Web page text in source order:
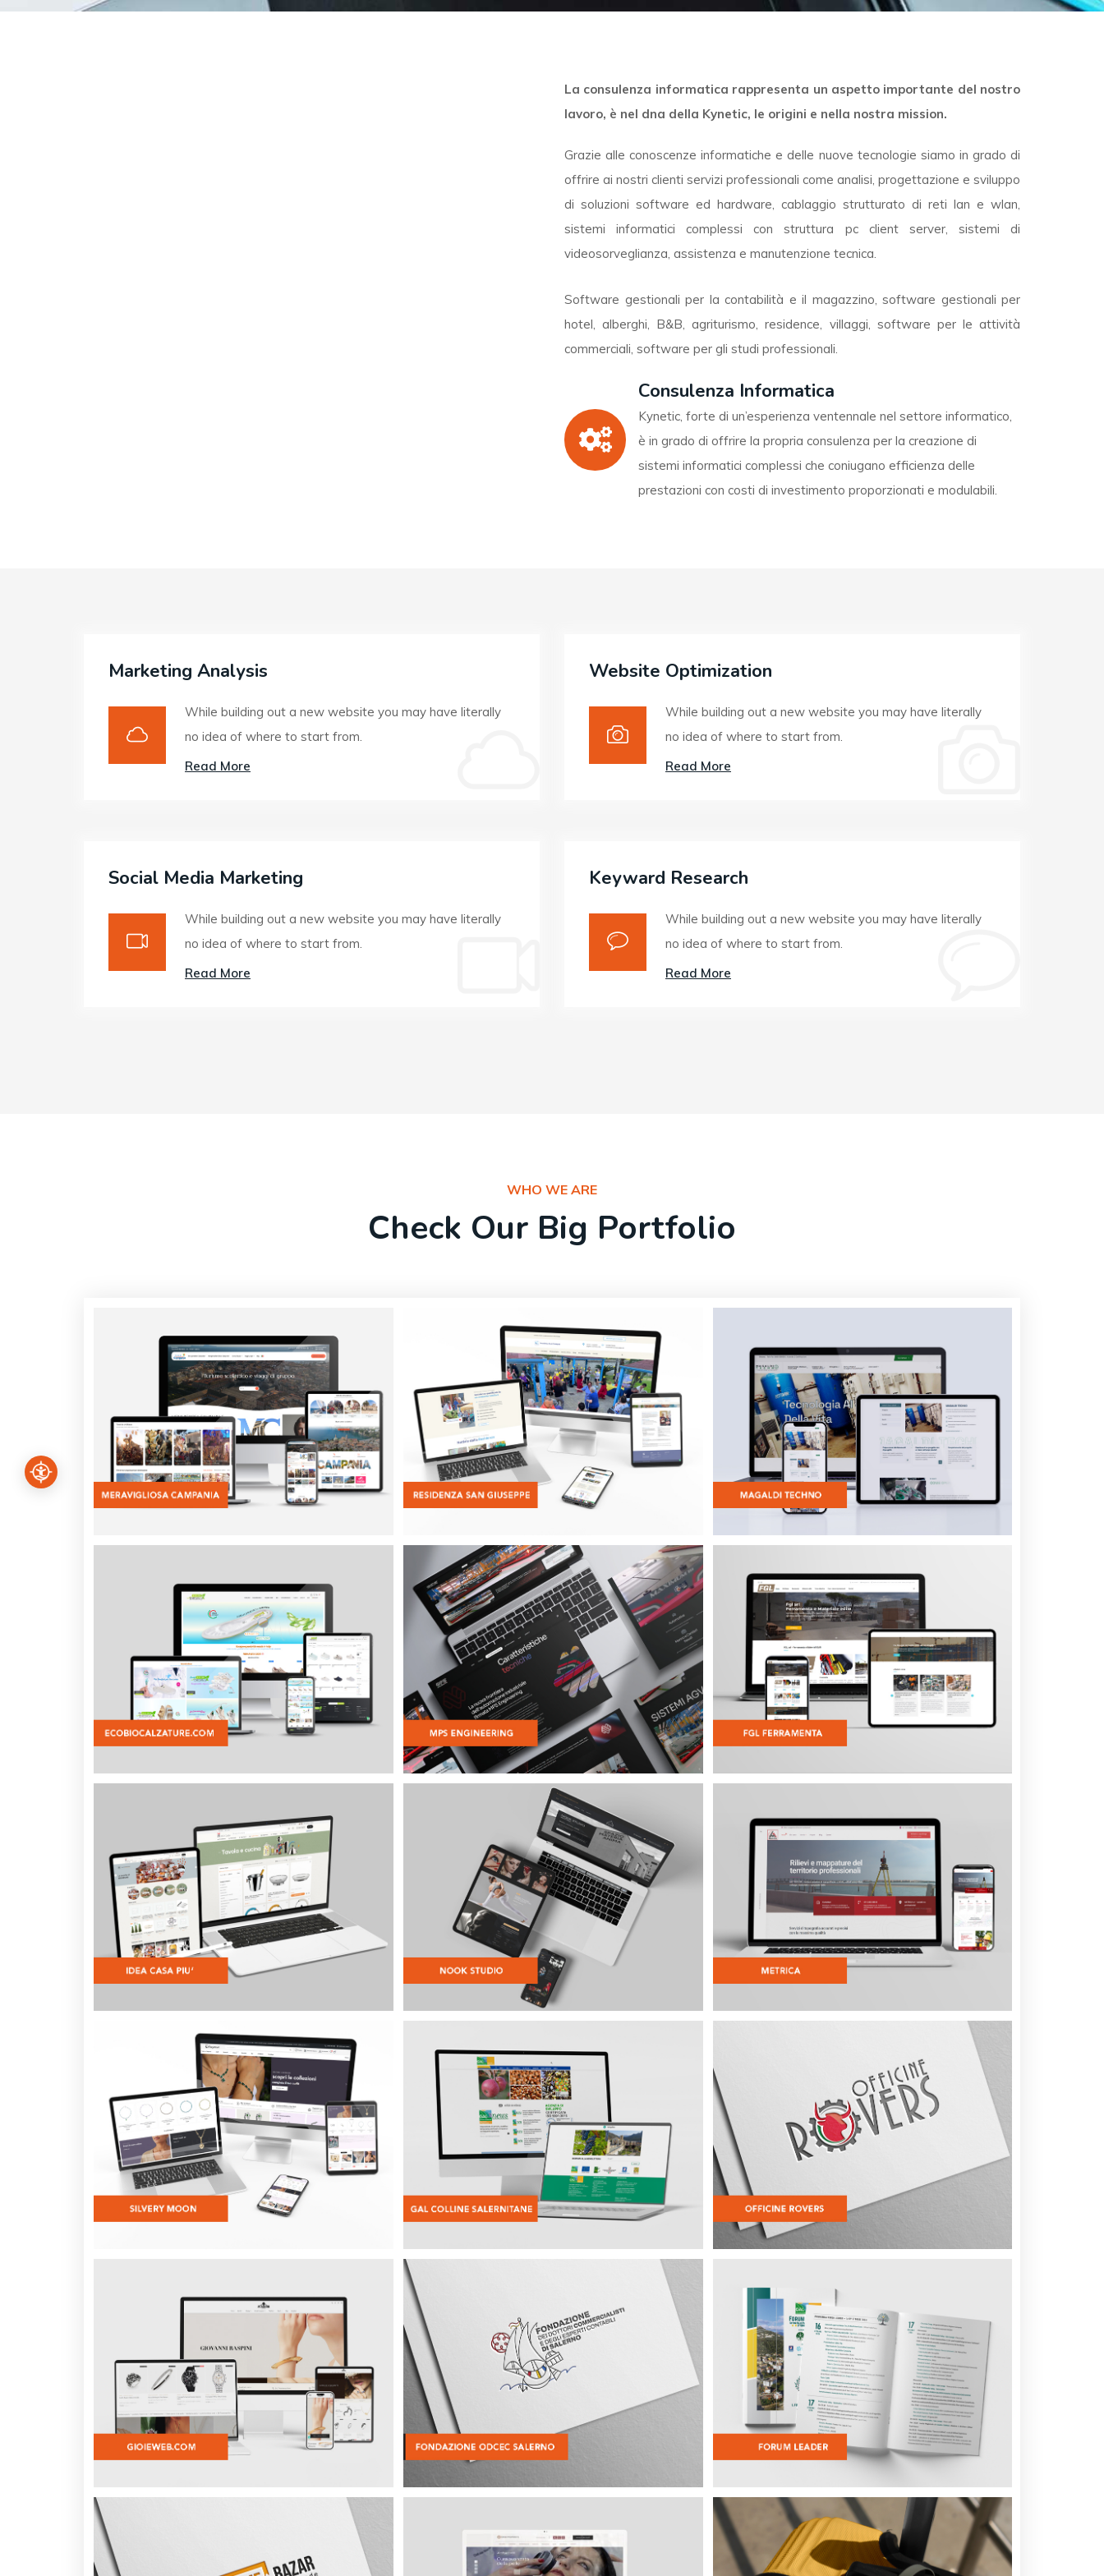
La consulenza informatica rappresenta un aspetto importante del nostro
lavoro, è nel dna della Kynetic, le origini e nella nostra mission.
Grazie alle conoscenze informatiche e delle nuove tecnologie siamo in grado di
offrire ai nostri clienti servizi professionali come analisi, progettazione e sviluppo
di soluzioni software ed hardware, cablaggio strutturato di reti lan e wlan,
sistemi informatici complessi con struttura pc client server, sistemi di
videosorveglianza, assistenza e manutenzione tecnica.
Software gestionali per la contabilità e il magazzino, software gestionali per
hotel, alberghi, B&B, agriturismo, residence, villaggi, software per le attività
commerciali, software per gli studi professionali.
Consulenza Informatica
Kynetic, forte di un’esperienza ventennale nel settore informatico,
è in grado di offrire la propria consulenza per la creazione di
sistemi informatici complessi che coniugano efficienza delle
prestazioni con costi di investimento proporzionati e modulabili.
Marketing Analysis
While building out a new website you may have literally
no idea of where to start from.
Read More
Website Optimization
While building out a new website you may have literally
no idea of where to start from.
Read More
Social Media Marketing
While building out a new website you may have literally
no idea of where to start from.
Read More
Keyward Research
While building out a new website you may have literally
no idea of where to start from.
Read More
WHO WE ARE
Check Our Big Portfolio